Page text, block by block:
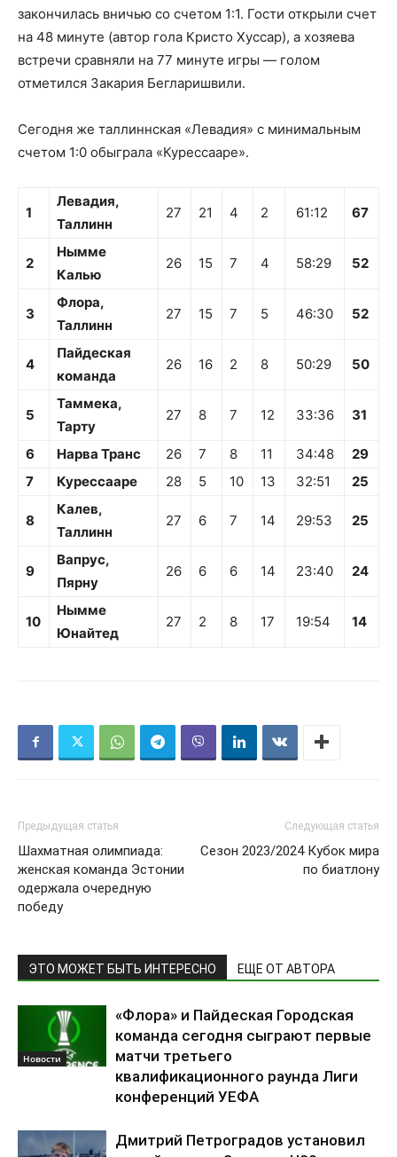
закончилась вничью со счетом 1:1. Гости открыли счет
на 48 минуте (автор гола Кристо Хуссар), а хозяева
встречи сравняли на 77 минуте игры — голом
отметился Закария Бегларишвили.
Сегодня же таллиннская «Левадия» с минимальным
счетом 1:0 обыграла «Курессааре».
1
Левадия,
Таллинн
27 21 4 2 61:12 67
2
Нымме
Калью
26 15 7 4 58:29 52
3
Флора,
Таллинн
27 15 7 5 46:30 52
4
Пайдеская
команда
26 16 2 8 50:29 50
5
Таммека,
Тарту
27 8 7 12 33:36 31
6 Нарва Транс 26 7 8 11 34:48
29
7
Курессааре 28 5 10 13 32:51 25
8
Калев,
Таллинн
27 6 7 14 29:53 25
9
Вапрус,
Пярну
26 6 6 14 23:40 24
10
Нымме
Юнайтед
27 2 8 17 19:54 14
Предыдущая статья
Шахматная олимпиада:
женская команда Эстонии
одержала очередную
победу
Следующая статья
Сезон 2023/2024 Кубок мира
по биатлону
ЭТО МОЖЕТ БЫТЬ ИНТЕРЕСНО ЕЩЕ ОТ АВТОРА
Новости
«Флора» и Пайдеская Городская
команда сегодня сыграют первые
матчи третьего
квалификационного раунда Лиги
конференций УЕФА
Дмитрий Петроградов установил